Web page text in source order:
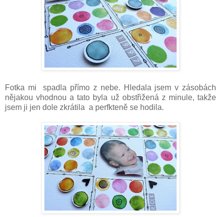
Fotka mi spadla přímo z nebe. Hledala jsem v zásobách
nějakou vhodnou a tato byla už obstřižená z minule, takže
jsem ji jen dole zkrátila a perfkteně se hodila.